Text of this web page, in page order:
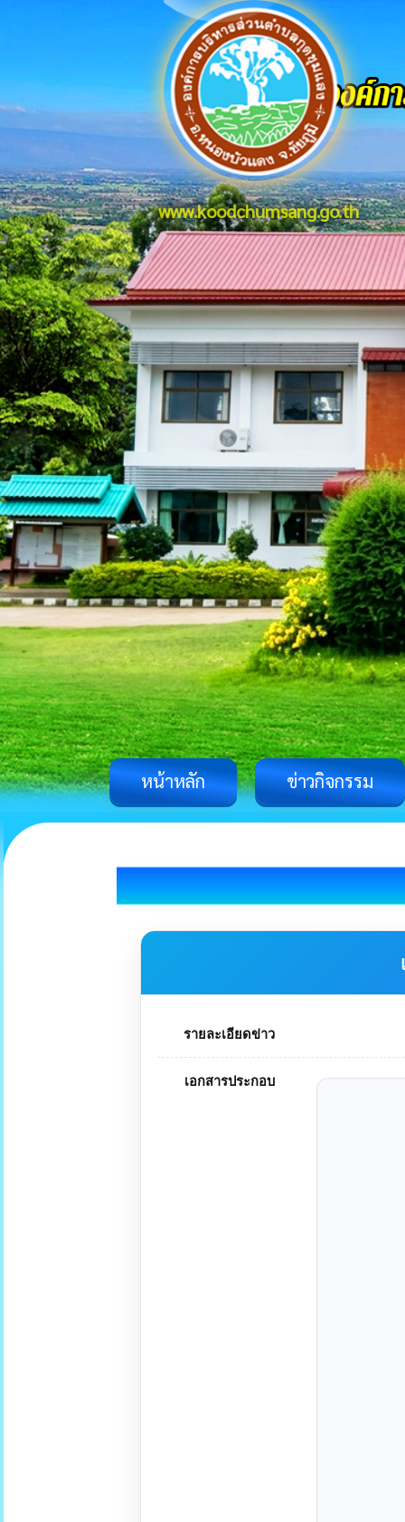
www.koodchumsang.go.th
หน้าหลัก ข่าวกิจกรรม
รายละเอียดข่าว
เอกสารประกอบ